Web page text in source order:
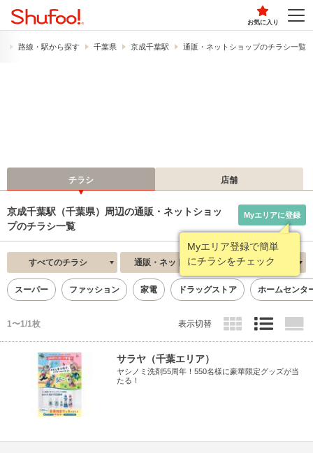
お気に入り
路線・駅から探す 千葉県 京成千葉駅 通販・ネットショップのチラシ一覧
チラシ 店舗
京成千葉駅（千葉県）周辺の通販・ネットショッ
プのチラシ一覧
Myエリア登録で簡単
にチラシをチェック
Myエリアに登録
すべてのチラシ 通販・ネットショップ 新着順
スーパー ファッション 家電 ドラッグストア ホームセンタ
1〜1/1枚 表示切替
サラヤ（千葉エリア）
ヤシノミ洗剤55周年！550名様に豪華限定グッズが当
たる！